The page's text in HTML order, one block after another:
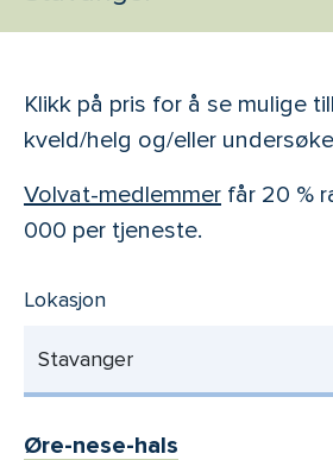
Klikk på pris for å se mulige
kveld/helg og/eller
Volvat-medlemmer får 20 %
000 per tjeneste.
Lokasjon
Stavanger
Øre-nese-hals